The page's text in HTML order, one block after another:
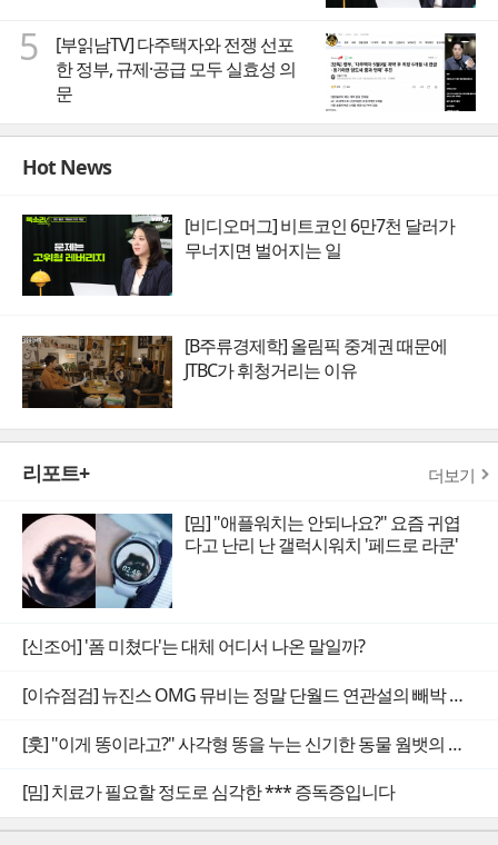
5
[부읽남TV] 다주택자와 전쟁 선포
한 정부, 규제·공급 모두 실효성 의
문
Hot News
[비디오머그] 비트코인 6만7천 달러가
무너지면 벌어지는 일
[B주류경제학] 올림픽 중계권 때문에
JTBC가 휘청거리는 이유
리포트+ 더보기
[밈] "애플워치는 안되나요?" 요즘 귀엽
다고 난리 난 갤럭시워치 '페드로 라쿤'
[신조어] '폼 미쳤다'는 대체 어디서 나온 말일까?
[이슈점검] 뉴진스 OMG 뮤비는 정말 단월드 연관설의 빼박 증거일까
[훗] "이게 똥이라고?" 사각형 똥을 누는 신기한 동물 웜뱃의 비밀
[밈] 치료가 필요할 정도로 심각한 *** 증독증입니다